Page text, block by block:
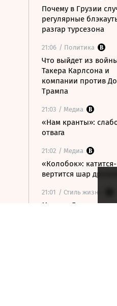
Почему в Грузии
регулярные
разгар турсезона
21:06 / Политика
Что выйдет из
Такера Карлсона и
компании против
Трампа
21:03 / Медиа
«Нам кранты»:
отвага
21:02 / Медиа
«Колобок»: катится-
вертится шар
21:01 / Стиль жизни
Марина Брусникина: